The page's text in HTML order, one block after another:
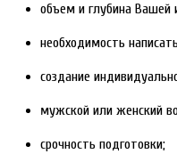
объем и глубина Вашей
необходимость
создание
мужской или женский
срочность подготовки;